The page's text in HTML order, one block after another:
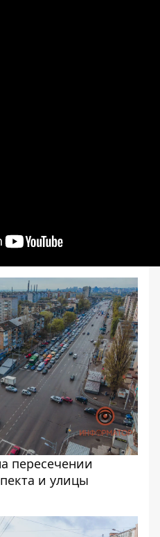
пересечении
и улицы